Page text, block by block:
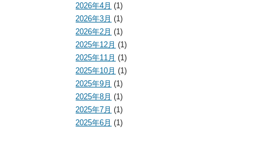
2026年4月 (1)
2026年3月 (1)
2026年2月 (1)
2025年12月 (1)
2025年11月 (1)
2025年10月 (1)
2025年9月 (1)
2025年8月 (1)
2025年7月 (1)
2025年6月 (1)